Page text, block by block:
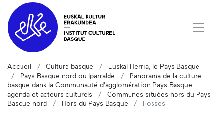
Accueil Culture basque
Euskal Herria, le Pays Basque
Pays Basque nord ou Iparralde
Panorama de la culture
basque dans la Communauté d'agglomération Pays Basque :
agenda et acteurs culturels
Communes situées hors du Pays
Basque nord
Hors du Pays Basque Fosses